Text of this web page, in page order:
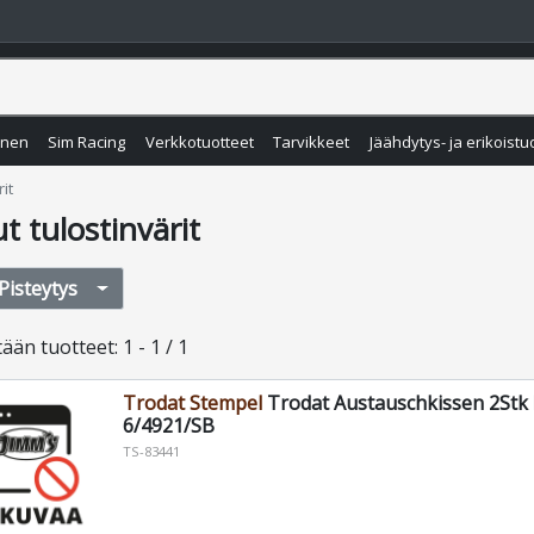
Sim Racing Verkkotuotteet Tarvikkeet Jäähdytys- ja
tulostinvärit
Pisteytys
tuotteet: 1 - 1 / 1
Trodat StempelTrodat Austauschkissen 2Stk
6/4921/SB
TS-83441